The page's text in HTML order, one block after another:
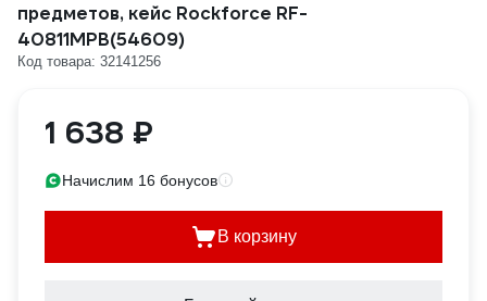
предметов, кейс Rockforce RF-
40811MPB(54609)
Код товара: 32141256
1 638 ₽
Начислим 16 бонусов
В корзину